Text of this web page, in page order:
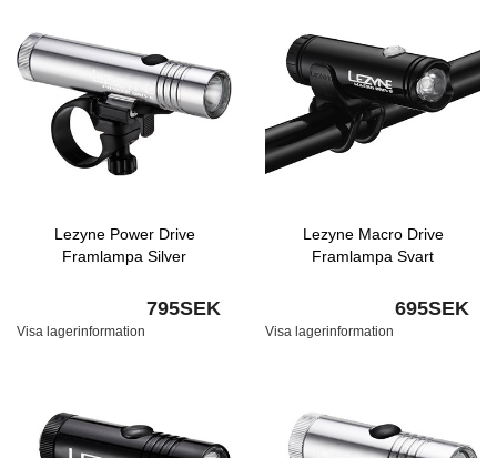
Lezyne Power Drive
Framlampa Silver
795SEK
Visa lagerinformation
Lezyne Macro Drive
Framlampa Svart
695SEK
Visa lagerinformation